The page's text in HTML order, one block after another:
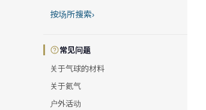
按场所搜索›
常见问题
关于气球的材料
关于氦气
户外活动